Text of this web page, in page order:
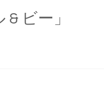
ビー」